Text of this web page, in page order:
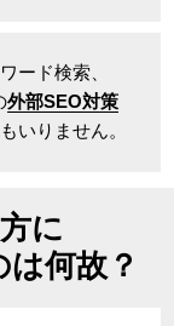
ード検索、
外部SEO対策
いりません。
に
何故？